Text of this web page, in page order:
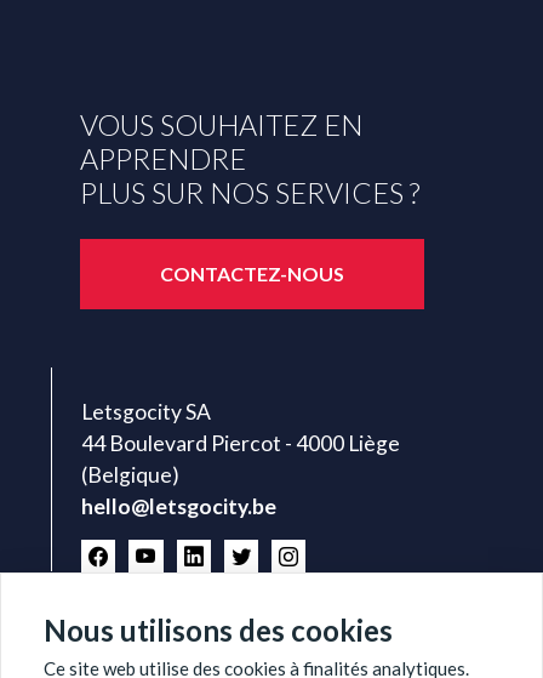
VOUS SOUHAITEZ EN
APPRENDRE
PLUS SUR NOS SERVICES ?
CONTACTEZ-NOUS
Letsgocity SA
44 Boulevard Piercot - 4000 Liège
(Belgique)
hello@letsgocity.be
Nous utilisons des cookies
Ce site web utilise des cookies à finalités analytiques.